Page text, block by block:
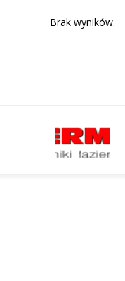
Brak wyników.